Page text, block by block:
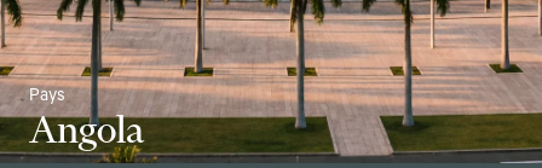
Pays
Angola